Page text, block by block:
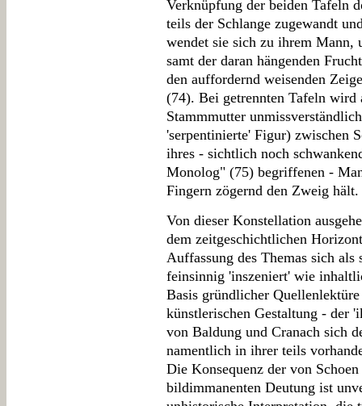
Verknüpfung der beiden Tafeln
teils der Schlange zugewandt
wendet sie sich zu ihrem
samt der daran hängenden
den auffordernd weisenden
(74). Bei getrennten Tafeln wird
Stammmutter
'serpentinierte' Figur) zwischen
ihres - sichtlich noch
Monolog" (75) begriffenen -
Fingern zögernd den Zweig hält.
Von dieser Konstellation
dem zeitgeschichtlichen
Auffassung des Themas sich als
feinsinnig 'inszeniert' wie
Basis gründlicher
künstlerischen Gestaltung - der
von Baldung und Cranach sich
namentlich in ihrer teils
Die Konsequenz der von
bildimmanenten Deutung ist